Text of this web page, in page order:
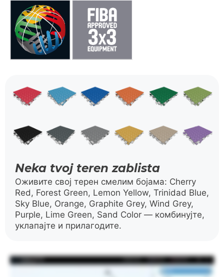
Neka tvoj teren zablista
Оживите свој терен смелим бојама: Cherry
Red, Forest Green, Lemon Yellow, Trinidad Blue,
Sky Blue, Orange, Graphite Grey, Wind Grey,
Purple, Lime Green, Sand Color — комбинујте,
уклапајте и прилагодите.